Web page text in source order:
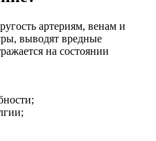
артериям, венам и
выводят вредные
на состоянии